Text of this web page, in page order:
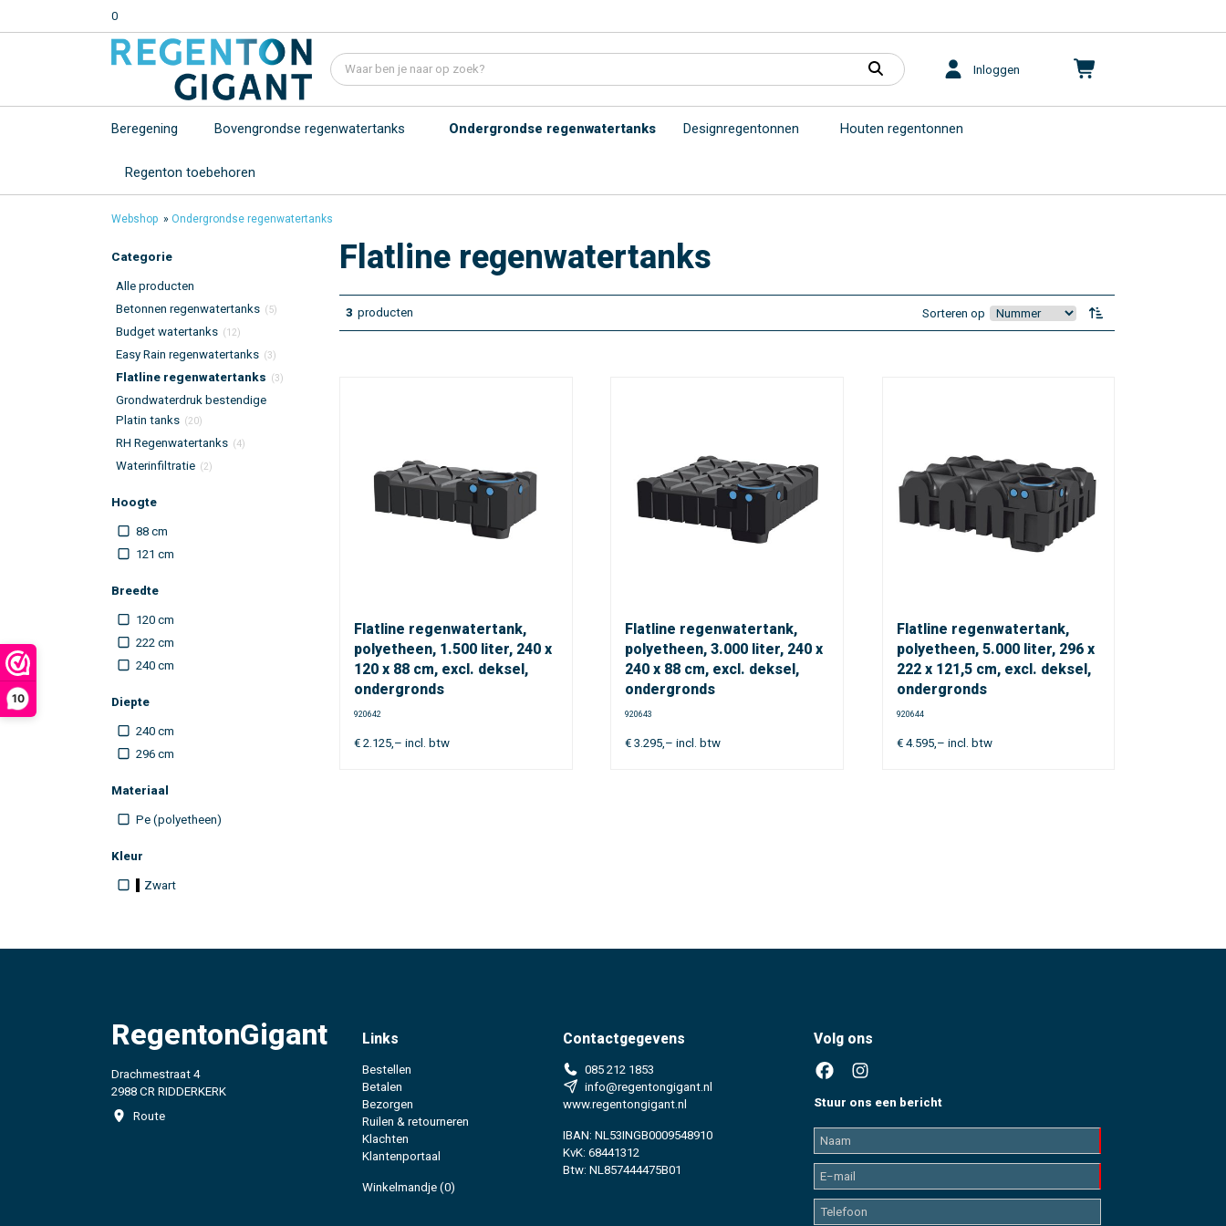
10
0
Inloggen
Beregening Bovengrondse regenwatertanks Ondergrondse regenwatertanks Designregentonnen Houten regentonnen
Regenton toebehoren
Webshop » Ondergrondse regenwatertanks
Categorie
Alle producten
Betonnen regenwatertanks (5)
Budget watertanks (12)
Easy Rain regenwatertanks (3)
Flatline regenwatertanks (3)
Grondwaterdruk bestendige
Platin tanks (20)
RH Regenwatertanks (4)
Waterinfiltratie (2)
Hoogte
88 cm
121 cm
Breedte
120 cm
222 cm
240 cm
Diepte
240 cm
296 cm
Materiaal
Pe (polyetheen)
Kleur
Zwart
Flatline regenwatertanks
3 producten Sorteren op
Flatline regenwatertank,
polyetheen, 1.500 liter, 240 x
120 x 88 cm, excl. deksel,
ondergronds
920642
€ 2.125,– incl. btw
Flatline regenwatertank,
polyetheen, 3.000 liter, 240 x
240 x 88 cm, excl. deksel,
ondergronds
920643
€3.295,– incl. btw
Flatline regenwatertank,
polyetheen, 5.000 liter, 296 x
222 x 121,5 cm, excl. deksel,
ondergronds
920644
€ 4.595,– incl. btw
RegentonGigant
Drachmestraat 4
2988 CR RIDDERKERK
Route
Links
Bestellen
Betalen
Bezorgen
Ruilen & retourneren
Klachten
Klantenportaal
Winkelmandje (0)
Contactgegevens
085 212 1853
info@regentongigant.nl
www.regentongigant.nl
IBAN: NL53INGB0009548910
KvK: 68441312
Btw: NL857444475B01
Volg ons
Stuur ons een bericht